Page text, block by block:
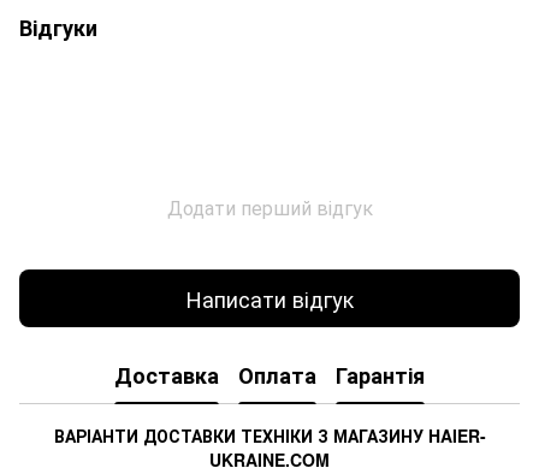
Відгуки
Додати перший відгук
Написати відгук
Доставка Оплата Гарантія
ВАРІАНТИ ДОСТАВКИ ТЕХНІКИ З МАГАЗИНУ HAIER-
UKRAINE.COM